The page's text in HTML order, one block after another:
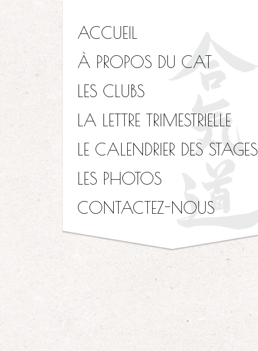
ACCUEIL
À PROPOS DU CAT
LES CLUBS
LA LETTRE TRIMESTRIELLE
LE CALENDRIER DES STAGES
LES PHOTOS
CONTACTEZ-NOUS